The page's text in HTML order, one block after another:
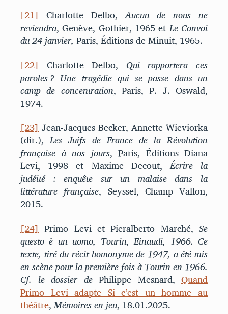
[21] Charlotte Delbo,Aucun de nous ne
reviendra, Genève, Gothier, 1965 etLe Convoi
du 24 janvier, Paris, Éditions de Minuit, 1965.
[22] Charlotte Delbo, Qui rapportera ces
paroles ? Une tragédie qui se passe dans un
camp de concentration, Paris, P. J. Oswald,
1974.
[23]Jean-Jacques Becker, Annette Wieviorka
(dir.),Les Juifs de France de la Révolution
française à nos jours, Paris, Éditions Diana
Levi, 1998 et Maxime Decout,Écrire la
judéité : enquête sur un malaise dans la
littérature française, Seyssel, Champ Vallon,
2015.
[24] Primo Levi et Pieralberto Marché, Se
questo è un uomo, Tourin, Einaudi, 1966. Ce
texte, tiré du récit homonyme de 1947, a été mis
en scène pour la première fois à Tourin en 1966.
Cf. le dossier de Philippe Mesnard, Quand
Primo Levi adapte Si c’est un homme au
théâtre,Mémoires en jeu, 18.01.2025.